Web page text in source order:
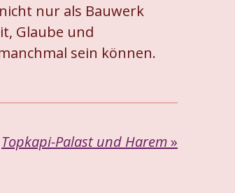
nur als Bauwerk
Glaube und
sein können.
Topkapi-Palast und Harem»